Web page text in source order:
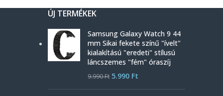
ÚJ TERMÉKEK
Samsung Galaxy Watch 9 44
mm Sikai fekete színű "ívelt"
kialakítású "eredeti" stílusú
láncszemes "fém" óraszíj
9.990Ft 5.990 Ft